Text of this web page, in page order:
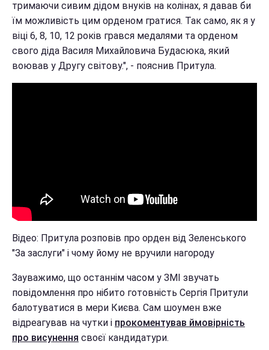
тримаючи сивим дідом внуків на колінах, я давав би
їм можливість цим орденом гратися. Так само, як я у
віці 6, 8, 10, 12 років грався медалями та орденом
свого діда Василя Михайловича Будасюка, який
воював у Другу світову.", - пояснив Притула.
Відео: Притула розповів про орден від Зеленського
"За заслуги" і чому йому не вручили нагороду
Зауважимо, що останнім часом у ЗМІ звучать
повідомлення про нібито готовність Сергія Притули
балотуватися в мери Києва. Сам шоумен вже
відреагував на чутки і прокоментував ймовірність
про висунення своєї кандидатури.